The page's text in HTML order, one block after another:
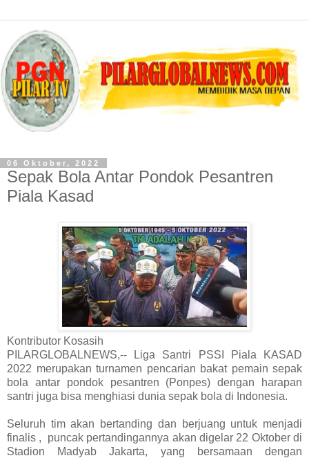
06 Oktober, 2022
Sepak Bola Antar Pondok Pesantren
Piala Kasad
Kontributor Kosasih
PILARGLOBALNEWS,-- Liga Santri PSSI Piala KASAD
2022 merupakan turnamen pencarian bakat pemain sepak
bola antar pondok pesantren (Ponpes) dengan harapan
santri juga bisa menghiasi dunia sepak bola di Indonesia.
Seluruh tim akan bertanding dan berjuang untuk menjadi
finalis , puncak pertandingannya akan digelar 22 Oktober di
Stadion Madyab Jakarta, yang bersamaan dengan